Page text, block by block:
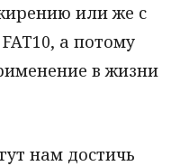
или же с
а потому
в жизни
нам достичь